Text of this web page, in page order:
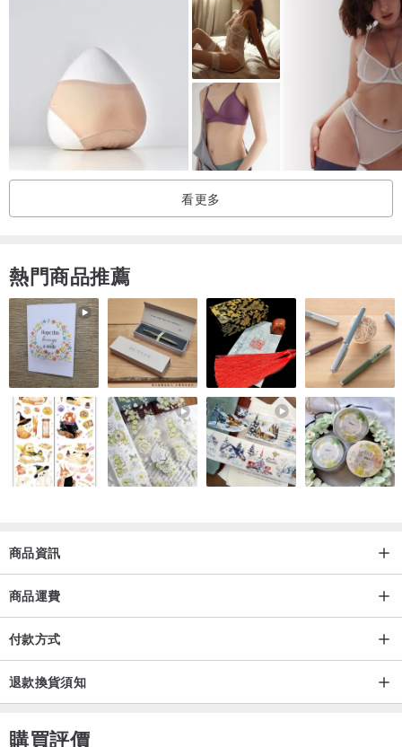
胸墊：可拆式薄胸墊（厚處約 0.6 CM，薄處約 0.1 CM)
【備註】
因螢幕顯示器不同會有些微色差，產品顏色以實品顏色為主
【洗滌注意事項】
1. 深淺色衣物分開洗滌，避免染色
4. 使用中性洗劑；浸泡時間不宜過長
5. 勿使用漂白劑、螢光增白劑及衣物柔軟劑，以免破壞布料
6. 不可濕放，以免衣物染色
7. 請弱速輕脫水，不可烘乾，以免衣物縮水
看更多
熱門商品推薦
商品資訊
商品運費
付款方式
退款換貨須知
購買評價